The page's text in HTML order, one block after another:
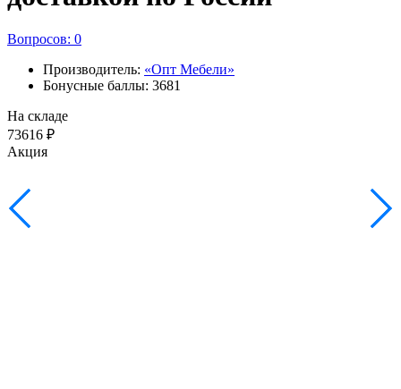
Вопросов: 0
Производитель: «Опт Мебели»
Бонусные баллы: 3681
На складе
73616 ₽
Акция